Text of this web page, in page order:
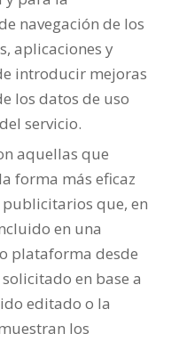
navegación de los
aplicaciones y
introducir mejoras
los datos de uso
servicio.
aquellas que
forma más eficaz
que, en
en una
plataforma desde
en base a
editado o la
los